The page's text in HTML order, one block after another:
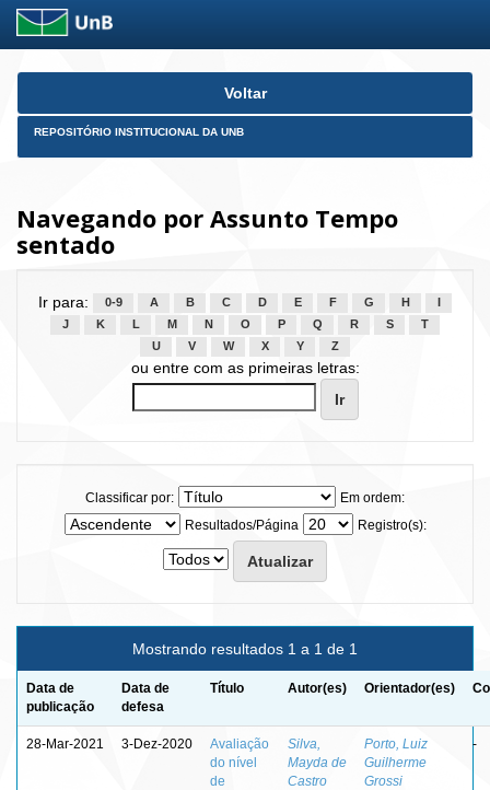
Skip
Voltar
REPOSITÓRIO INSTITUCIONAL DA UNB
Navegando por Assunto Tempo
sentado
Ir para: 0-9 A B C D E F G H
J
K L M N O P Q R S
T
U
V W X Y Z
ou entre com as primeiras letras:
Classificar por:
Em ordem:
Resultados/Página
Registro(s):
Mostrando resultados 1 a 1 de 1
Data de
publicação
Data de
defesa
Título Autor(es) Orientador(es)
28-Mar-2021 3-Dez-2020
Avaliação
do nível
de
Silva,
Mayda de
Castro
Porto, Luiz
Guilherme
Grossi
-